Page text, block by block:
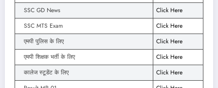
SSC GD News
Click Here
SSC MTS Exam
Click Here
एमपी पुलिस के लिए
Click Here
एमपी शिक्षक भर्ती के लिए
Click Here
कालेज स्टूडेंट के लिए
Click Here